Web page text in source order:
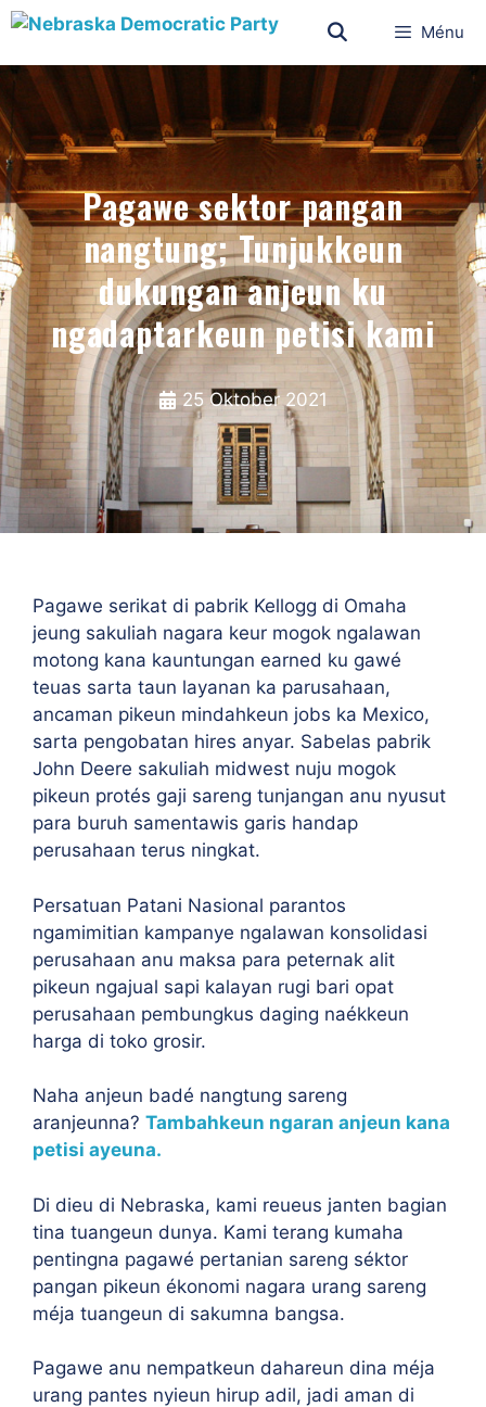
Ménu
Pagawe sektor pangan
nangtung; Tunjukkeun
dukungan anjeun ku
ngadaptarkeun petisi kami
25 Oktober 2021
Pagawe serikat di pabrik Kellogg di Omaha
jeung sakuliah nagara keur mogok ngalawan
motong kana kauntungan earned ku gawé
teuas sarta taun layanan ka parusahaan,
ancaman pikeun mindahkeun jobs ka Mexico,
sarta pengobatan hires anyar. Sabelas pabrik
John Deere sakuliah midwest nuju mogok
pikeun protés gaji sareng tunjangan anu nyusut
para buruh samentawis garis handap
perusahaan terus ningkat.
Persatuan Patani Nasional parantos
ngamimitian kampanye ngalawan konsolidasi
perusahaan anu maksa para peternak alit
pikeun ngajual sapi kalayan rugi bari opat
perusahaan pembungkus daging naékkeun
harga di toko grosir.
Naha anjeun badé nangtung sareng
aranjeunna? Tambahkeun ngaran anjeun kana
petisi ayeuna.
Di dieu di Nebraska, kami reueus janten bagian
tina tuangeun dunya. Kami terang kumaha
pentingna pagawé pertanian sareng séktor
pangan pikeun ékonomi nagara urang sareng
méja tuangeun di sakumna bangsa.
Pagawe anu nempatkeun dahareun dina méja
urang pantes nyieun hirup adil, jadi aman di